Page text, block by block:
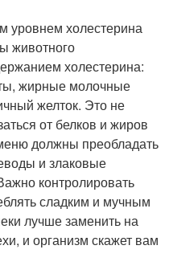
уровнем холестерина
животного
холестерина:
жирные молочные
желток. Это не
от белков и жиров
должны преобладать
и злаковые
контролировать
сладким и мучным
лучше заменить на
и организм скажет вам